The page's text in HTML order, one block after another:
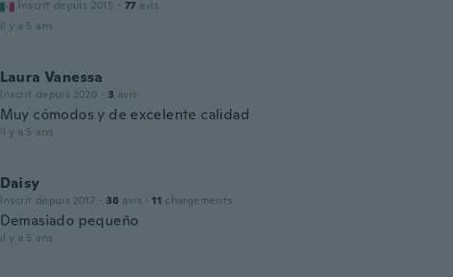
Inscrit depuis 2015 · 77 avis
il y a 5 ans
Laura Vanessa
Inscrit depuis 2020 · 3 avis
Muy cómodos y de excelente calidad
il y a 5 ans
Daisy
Inscrit depuis 2017 · 38 avis · 11 chargements
Demasiado pequeño
il y a 5 ans